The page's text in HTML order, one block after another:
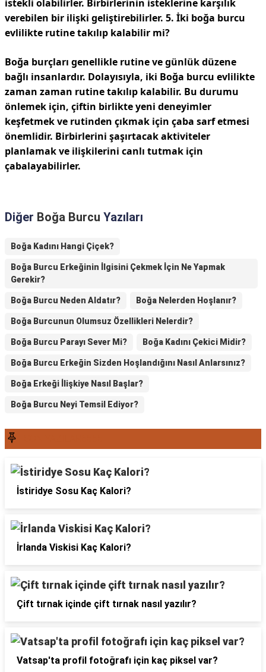
istekli olabilirler. Birbirlerinin isteklerine karşılık
verebilen bir ilişki geliştirebilirler. 5. İki boğa burcu
evlilikte rutine takılıp kalabilir mi?
Boğa burçları genellikle rutine ve günlük düzene
bağlı insanlardır. Dolayısıyla, iki Boğa burcu evlilikte
zaman zaman rutine takılıp kalabilir. Bu durumu
önlemek için, çiftin birlikte yeni deneyimler
keşfetmek ve rutinden çıkmak için çaba sarf etmesi
önemlidir. Birbirlerini şaşırtacak aktiviteler
planlamak ve ilişkilerini canlı tutmak için
çabalayabilirler.
Diğer Boğa Burcu Yazıları
Boğa Kadını Hangi Çiçek?
Boğa Burcu Erkeğinin İlgisini Çekmek İçin Ne Yapmak
Gerekir?
Boğa Burcu Neden Aldatır? Boğa Nelerden Hoşlanır?
Boğa Burcunun Olumsuz Özellikleri Nelerdir?
Boğa Burcu Parayı Sever Mi? Boğa Kadını Çekici Midir?
Boğa Burcu Erkeğin Sizden Hoşlandığını Nasıl Anlarsınız?
Boğa Erkeği İlişkiye Nasıl Başlar?
Boğa Burcu Neyi Temsil Ediyor?
İstiridye Sosu Kaç Kalori?
İrlanda Viskisi Kaç Kalori?
Çift tırnak içinde çift tırnak nasıl yazılır?
Vatsap'ta profil fotoğrafı için kaç piksel var?